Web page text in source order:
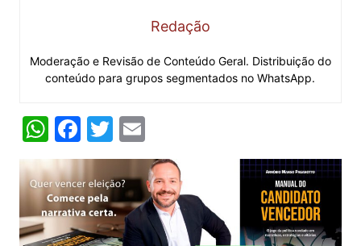
Redação
Moderação e Revisão de Conteúdo Geral. Distribuição do
conteúdo para grupos segmentados no WhatsApp.
W
h
at
s
A
F
a
c
e
b
T
w
itt
er
E
m
ai
l